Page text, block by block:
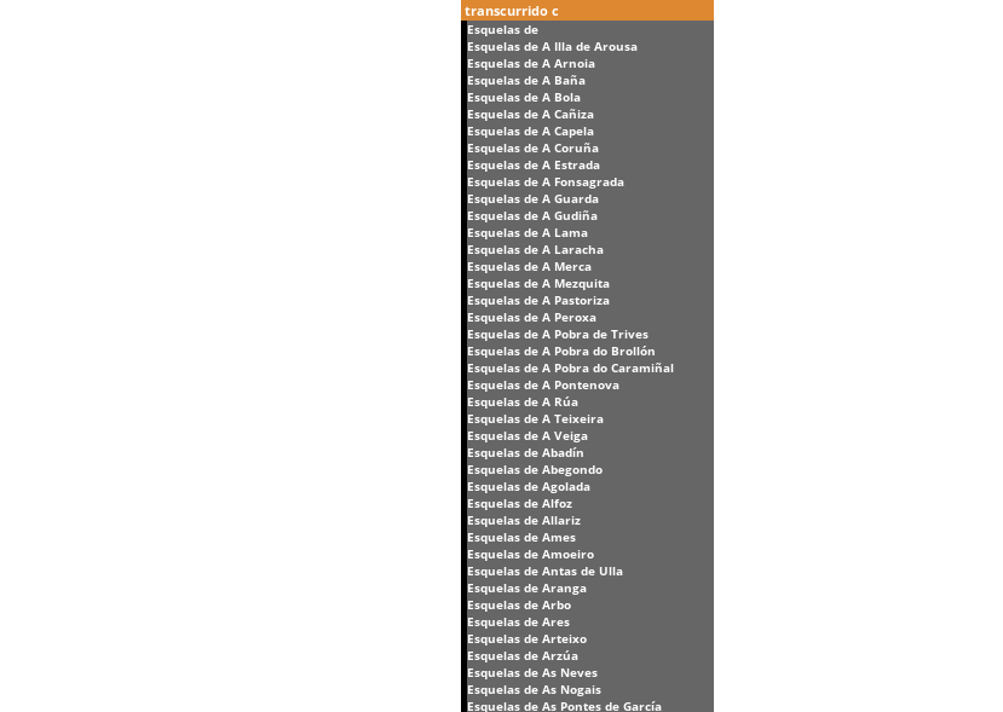
transcurrido c
Esquelas de
Esquelas de A Illa de Arousa
Esquelas de A Arnoia
Esquelas de A Baña
Esquelas de A Bola
Esquelas de A Cañiza
Esquelas de A Capela
Esquelas de A Coruña
Esquelas de A Estrada
Esquelas de A Fonsagrada
Esquelas de A Guarda
Esquelas de A Gudiña
Esquelas de A Lama
Esquelas de A Laracha
Esquelas de A Merca
Esquelas de A Mezquita
Esquelas de A Pastoriza
Esquelas de A Peroxa
Esquelas de A Pobra de Trives
Esquelas de A Pobra do Brollón
Esquelas de A Pobra do Caramiñal
Esquelas de A Pontenova
Esquelas de A Rúa
Esquelas de A Teixeira
Esquelas de A Veiga
Esquelas de Abadín
Esquelas de Abegondo
Esquelas de Agolada
Esquelas de Alfoz
Esquelas de Allariz
Esquelas de Ames
Esquelas de Amoeiro
Esquelas de Antas de Ulla
Esquelas de Aranga
Esquelas de Arbo
Esquelas de Ares
Esquelas de Arteixo
Esquelas de Arzúa
Esquelas de As Neves
Esquelas de As Nogais
Esquelas de As Pontes de García